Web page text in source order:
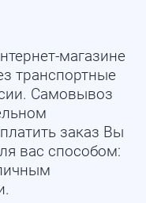
магазине
транспортные
Самовывоз
заказ Вы
вас способом: